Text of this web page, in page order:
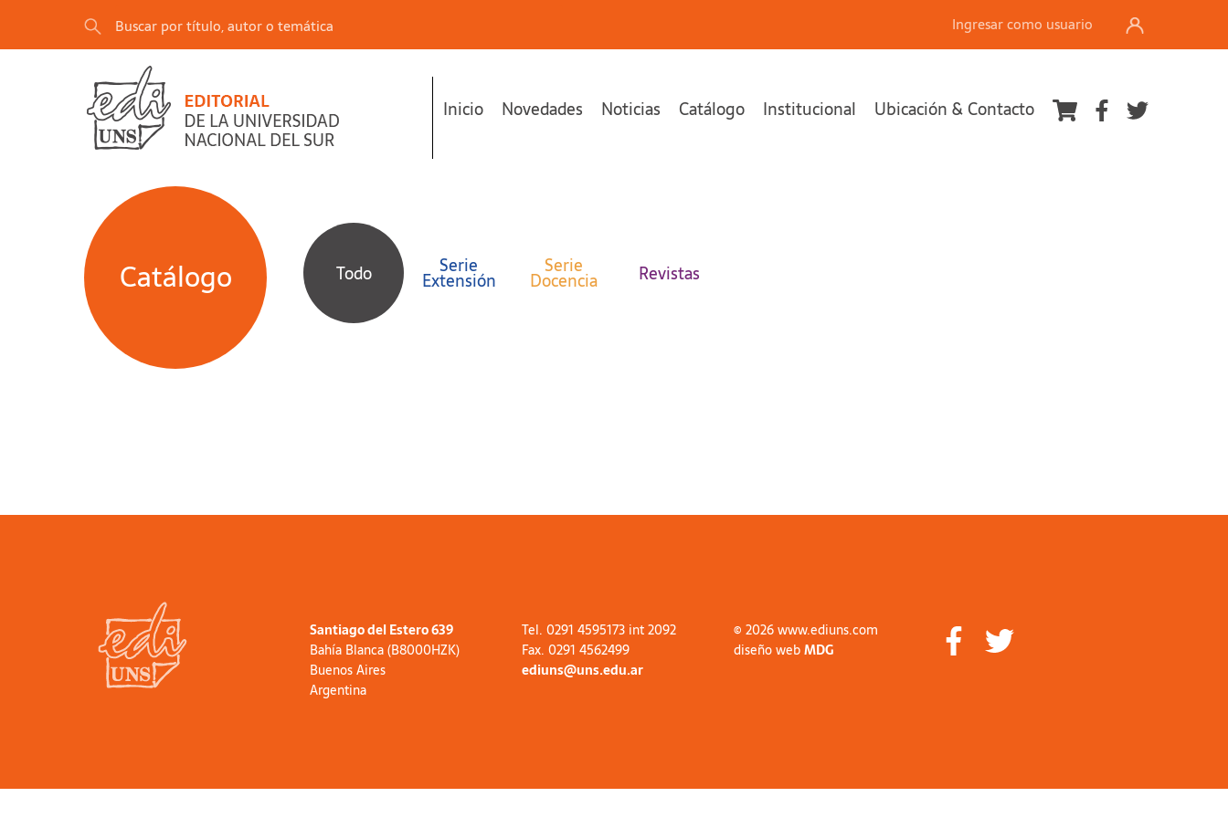
Ingresar como usuario
Inicio Novedades Noticias Catálogo Institucional Ubicación & Contacto
Catálogo Todo Serie
Extensión
Serie
Docencia Revistas
Santiago del Estero 639
Bahía Blanca (B8000HZK)
Buenos Aires
Argentina
Tel. 0291 4595173 int 2092
Fax. 0291 4562499
ediuns@uns.edu.ar
© 2026 www.ediuns.com
diseño webMDG